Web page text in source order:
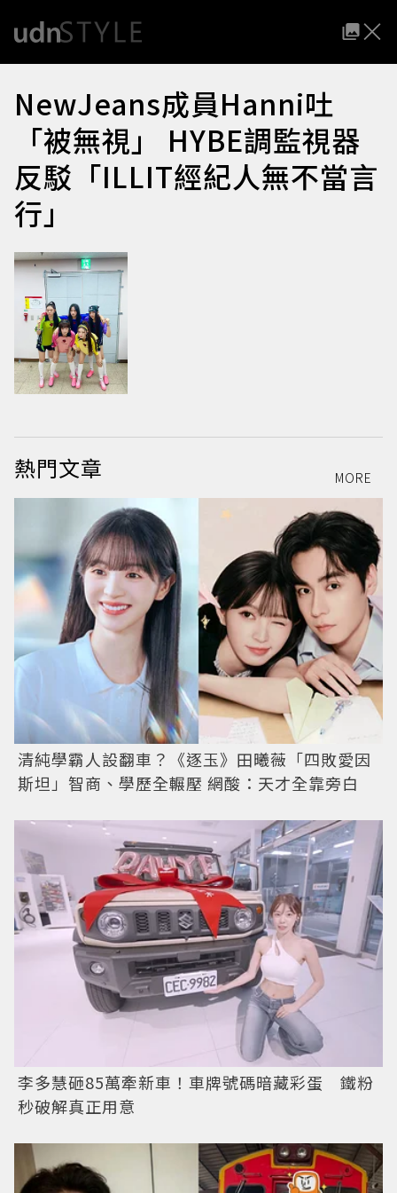
NewJeans成員Hanni吐
「被無視」 HYBE調監視器
反駁「ILLIT經紀人無不當言
行」
熱門文章 MORE
清純學霸人設翻車？《逐玉》田曦薇「四敗愛因
斯坦」智商、學歷全輾壓 網酸：天才全靠旁白
李多慧砸85萬牽新車！車牌號碼暗藏彩蛋 鐵粉
秒破解真正用意